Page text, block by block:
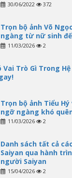
30/06/2022 372
Trọn bộ ảnh Võ
ngàng từ nữ sinh
11/03/2026 2
Vai Trò Gì Trong
Trọn bộ ảnh Tiểu
ngỡ ngàng khó
11/03/2026 2
Danh sách tất cả
Saiyan qua hành
người Saiyan
15/04/2026 2